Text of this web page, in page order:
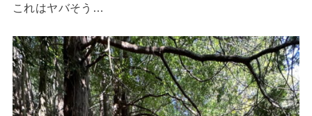
これはヤバそう…